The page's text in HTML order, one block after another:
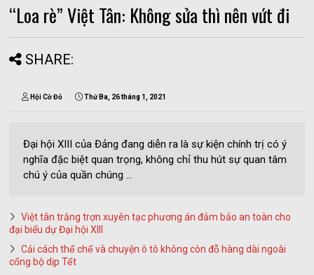
“Loa rè” Việt Tân: Không sửa thì nên vứt đi
SHARE:
Hội Cờ Đỏ Thứ Ba, 26 tháng 1, 2021
Đại hội XIII của Đảng đang diễn ra là sự kiện chính trị có ý
nghĩa đặc biệt quan trọng, không chỉ thu hút sự quan tâm
chú ý của quần chúng ...
Việt tân trắng trợn xuyên tạc phương án đảm bảo an toàn cho
đại biểu dự Đại hội XIII
Cải cách thể chế và chuyện ô tô không còn đỗ hàng dài ngoài
cổng bộ dịp Tết